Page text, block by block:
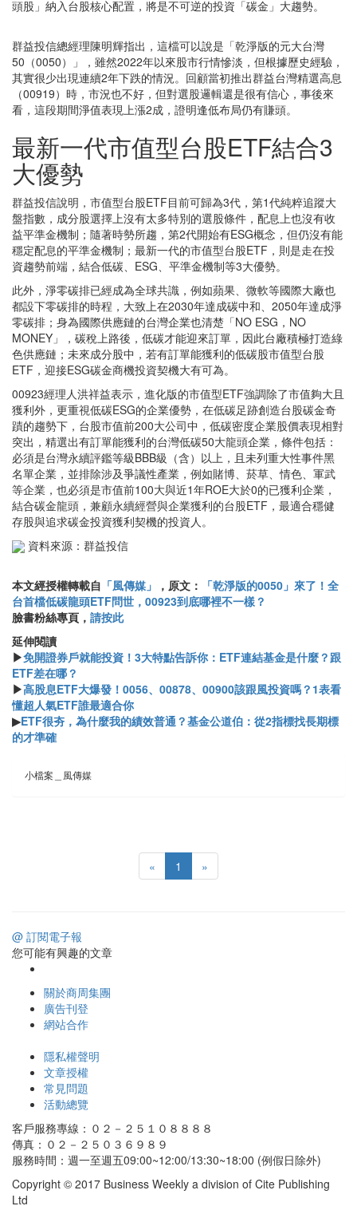
頭股」納入台股核心配置，將是不可逆的投資「碳金」大趨勢。
群益投信總經理陳明輝指出，這檔可以說是「乾淨版的元大台灣
50（0050）」，雖然2022年以來股市行情慘淡，但根據歷史經驗，
其實很少出現連續2年下跌的情況。回顧當初推出群益台灣精選高息
（00919）時，市況也不好，但對選股邏輯還是很有信心，事後來
看，這段期間淨值表現上漲2成，證明逢低布局仍有賺頭。
最新一代市值型台股ETF結合3
大優勢
群益投信說明，市值型台股ETF目前可歸為3代，第1代純粹追蹤大
盤指數，成分股選擇上沒有太多特別的選股條件，配息上也沒有收
益平準金機制；隨著時勢所趨，第2代開始有ESG概念，但仍沒有能
穩定配息的平準金機制；最新一代的市值型台股ETF，則是走在投
資趨勢前端，結合低碳、ESG、平準金機制等3大優勢。
此外，淨零碳排已經成為全球共識，例如蘋果、微軟等國際大廠也
都設下零碳排的時程，大致上在2030年達成碳中和、2050年達成淨
零碳排；身為國際供應鏈的台灣企業也清楚「NO ESG，NO
MONEY」，碳稅上路後，低碳才能迎來訂單，因此台廠積極打造綠
色供應鏈；未來成分股中，若有訂單能獲利的低碳股市值型台股
ETF，迎接ESG碳金商機投資契機大有可為。
00923經理人洪祥益表示，進化版的市值型ETF強調除了市值夠大且
獲利外，更重視低碳ESG的企業優勢，在低碳足跡創造台股碳金奇
蹟的趨勢下，台股市值前200大公司中，低碳密度企業股價表現相對
突出，精選出有訂單能獲利的台灣低碳50大龍頭企業，條件包括：
必須是台灣永續評鑑等級BBB級（含）以上，且未列重大性事件黑
名單企業，並排除涉及爭議性產業，例如賭博、菸草、情色、軍武
等企業，也必須是市值前100大與近1年ROE大於0的已獲利企業，
結合碳金龍頭，兼顧永續經營與企業獲利的台股ETF，最適合穩健
存股與追求碳金投資獲利契機的投資人。
資料來源：群益投信
本文經授權轉載自 「風傳媒」 ，原文：
「乾淨版的0050」來了！全
台首檔低碳龍頭ETF問世，00923到底哪裡不一樣？
臉書粉絲專頁， 請按此
延伸閱讀
▶免開證券戶就能投資！3大特點告訴你：ETF連結基金是什麼？跟
ETF差在哪？
▶高股息ETF大爆發！0056、00878、00900該跟風投資嗎？1表看
懂超人氣ETF誰最適合你
▶ETF很夯，為什麼我的績效普通？基金公道伯：從2指標找長期標
的才準確
小檔案＿風傳媒
« 1 »
@ 訂閱電子報
您可能有興趣的文章
關於商周集團
廣告刊登
網站合作
隱私權聲明
文章授權
常見問題
活動總覽
客戶服務專線：０２－２５１０８８８８
傳真：０２－２５０３６９８９
服務時間：週一至週五09:00~12:00/13:30~18:00 (例假日除外)
Copyright © 2017 Business Weekly a division of Cite Publishing
Ltd